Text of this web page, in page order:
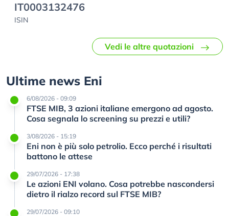
IT0003132476
ISIN
Vedi le altre quotazioni
Ultime news Eni
6/08/2026 - 09:09
FTSE MIB, 3 azioni italiane emergono ad agosto.
Cosa segnala lo screening su prezzi e utili?
3/08/2026 - 15:19
Eni non è più solo petrolio. Ecco perché i risultati
battono le attese
29/07/2026 - 17:38
Le azioni ENI volano. Cosa potrebbe nascondersi
dietro il rialzo record sul FTSE MIB?
29/07/2026 - 09:10